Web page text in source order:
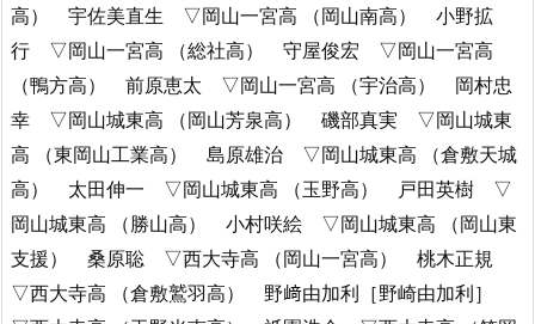
高） 宇佐美直生 ▽岡山一宮高 （岡山南高） 小野拡
行 ▽岡山一宮高 （総社高） 守屋俊宏 ▽岡山一宮高
（鴨方高） 前原恵太 ▽岡山一宮高 （宇治高） 岡村忠
幸 ▽岡山城東高 （岡山芳泉高） 磯部真実 ▽岡山城東
高 （東岡山工業高） 島原雄治 ▽岡山城東高 （倉敷天城
高） 太田伸一 ▽岡山城東高 （玉野高） 戸田英樹 ▽
岡山城東高 （勝山高） 小村咲絵 ▽岡山城東高 （岡山東
支援） 桑原聡 ▽西大寺高 （岡山一宮高） 桃木正規
▽西大寺高 （倉敷鷲羽高） 野﨑由加利［野崎由加利］